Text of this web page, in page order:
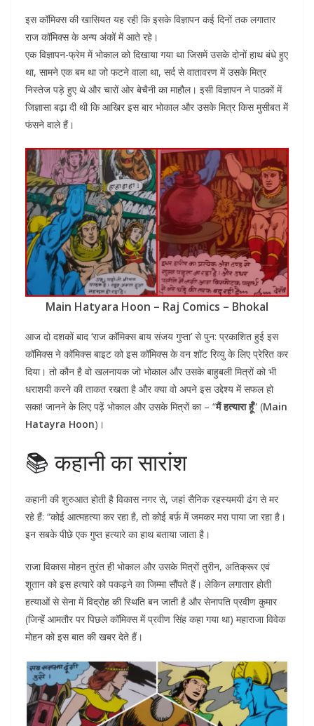
इस कॉमिक्स की खासियत यह रही कि इसके विज्ञापन कई दिनों तक लगातार
राज कॉमिक्स के अन्य अंकों में आते रहे।
एक विज्ञापन-फ्रेम में भोकाल को दिखाया गया था जिसमें उसके दोनों हाथ बंधे हुए
था, सामने एक बम था जो फटने वाला था, सर्द से वातावरण में उसके मित्र
निस्तेज पड़े हुए थे और चारों ओर बेचैनी का माहौल। इसी विज्ञापन ने पाठकों में
जिज्ञासा बढ़ा दी थी कि आखिर इस बार भोकाल और उसके मित्र किस मुसीबत में
फंसने वाले हैं।
Main Hatyara Hoon – Raj Comics – Bhokal
आज दो दशकों बाद ‘राज कॉमिक्स बाय संजय गुप्ता’ से पुन: प्रकाशित हुई इस
कॉमिक्स ने कॉमिक्स बाइट को इस कॉमिक्स के वन शॉट रिव्यु के लिए प्रेरित कर
दिया। तो कौन है वो खलनायक जो भोकाल और उसके बाहुबली मित्रों को भी
धराशयी करने की ताकत रखता है और क्या वो अपने इस उद्देश्य में सफल हो
सका! जानने के लिए पढ़ें भोकाल और उसके मित्रों का – “मैं हत्यारा हूँ” (Main
Hatayra Hoon)।
📚 कहानी का सारांश
कहानी की शुरुआत होती है विकास नगर से, जहां सैनिक रहस्यमयी ढंग से मर
रहे हैं: “कोई आत्महत्या कर रहा है, तो कोई बर्फ़ में जमकर मरा पाया जा रहा है।
इन सबके पीछे एक गुप्त हत्यारे का हाथ बताया जाता है।
राजा विकास मोहन तुरंत ही भोकाल और उसके मित्रों तुरीन, अतिक्रूर एवं
शूतान को इस हत्यारे को पकड़ने का जिम्मा सौंपते हैं। लेकिन लगातार होती
हत्याओं से सेना में विद्रोह की स्थिति बन जाती है और सेनापति प्रवीण कुमार
(जिन्हें आमतौर पर पिछले कॉमिक्स में प्रवीण सिंह कहा गया था) महाराजा विवेक
मोहन को इस बात की खबर देते हैं।